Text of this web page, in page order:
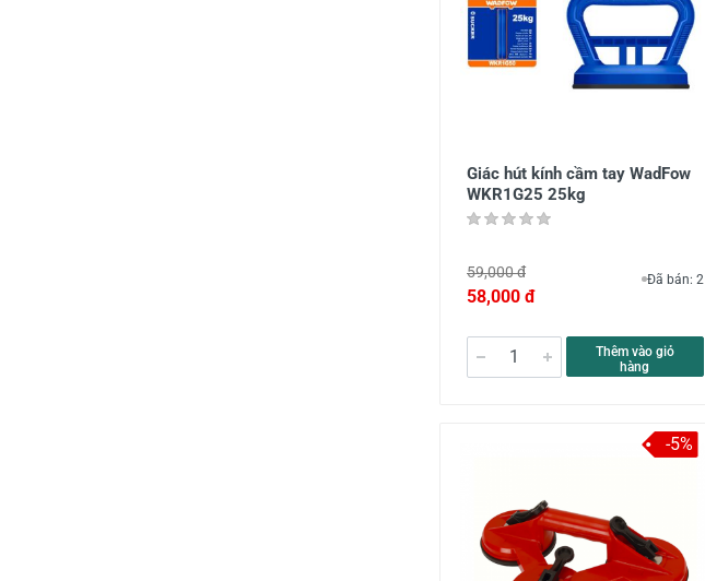
Giác hút kính cầm tay WadFow
WKR1G25 25kg
59,000 đ
58,000 đ
Đã bán: 2
Thêm vào giỏ
hàng
-5%